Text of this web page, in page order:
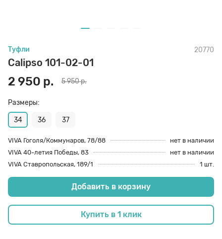
Туфли 20770
Calipso 101-02-01
2 950 р. 5 950 р.
Размеры:
34 36 37
VIVA Гоголя/Коммунаров, 78/88
нет в наличии
VIVA 40-летия Победы, 83
нет в наличии
VIVA Ставропольская, 189/1
1 шт.
Добавить в корзину
Купить в 1 клик
8 den
Полустельки
Пропитка
Пяткоудерживатели
Растяжитель и Очиститель
Салфетки